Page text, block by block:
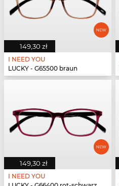
149,30 zł
I NEED YOU
LUCKY - G65500 braun
149,30 zł
I NEED YOU